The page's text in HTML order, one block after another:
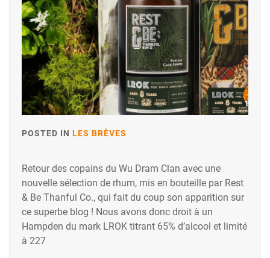
POSTED IN LES BRÈVES
Retour des copains du Wu Dram Clan avec une
nouvelle sélection de rhum, mis en bouteille par Rest
& Be Thanful Co., qui fait du coup son apparition sur
ce superbe blog ! Nous avons donc droit à un
Hampden du mark LROK titrant 65% d’alcool et limité
à 227